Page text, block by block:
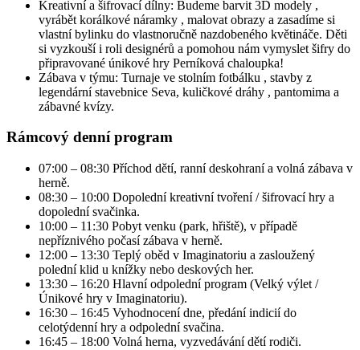
Kreativní a šifrovací dílny: Budeme barvit 3D modely ,
vyrábět korálkové náramky , malovat obrazy a zasadíme si
vlastní bylinku do vlastnoručně nazdobeného květináče. Děti
si vyzkouší i roli designérů a pomohou nám vymyslet šifry do
připravované únikové hry Perníková chaloupka!
Zábava v týmu: Turnaje ve stolním fotbálku , stavby z
legendární stavebnice Seva, kuličkové dráhy , pantomima a
zábavné kvízy.
Rámcový denní program
07:00 – 08:30 Příchod dětí, ranní deskohraní a volná zábava v
herně.
08:30 – 10:00 Dopolední kreativní tvoření / šifrovací hry a
dopolední svačinka.
10:00 – 11:30 Pobyt venku (park, hřiště), v případě
nepříznivého počasí zábava v herně.
12:00 – 13:30 Teplý oběd v Imaginatoriu a zasloužený
polední klid u knížky nebo deskových her.
13:30 – 16:20 Hlavní odpolední program (Velký výlet /
Únikové hry v Imaginatoriu).
16:30 – 16:45 Vyhodnocení dne, předání indicií do
celotýdenní hry a odpolední svačina.
16:45 – 18:00 Volná herna, vyzvedávání dětí rodiči.